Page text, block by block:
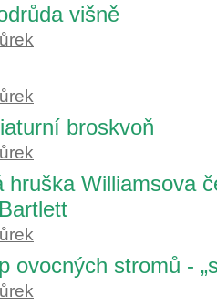
višně
broskvoň
hruška Williamsova
ovocných stromů -